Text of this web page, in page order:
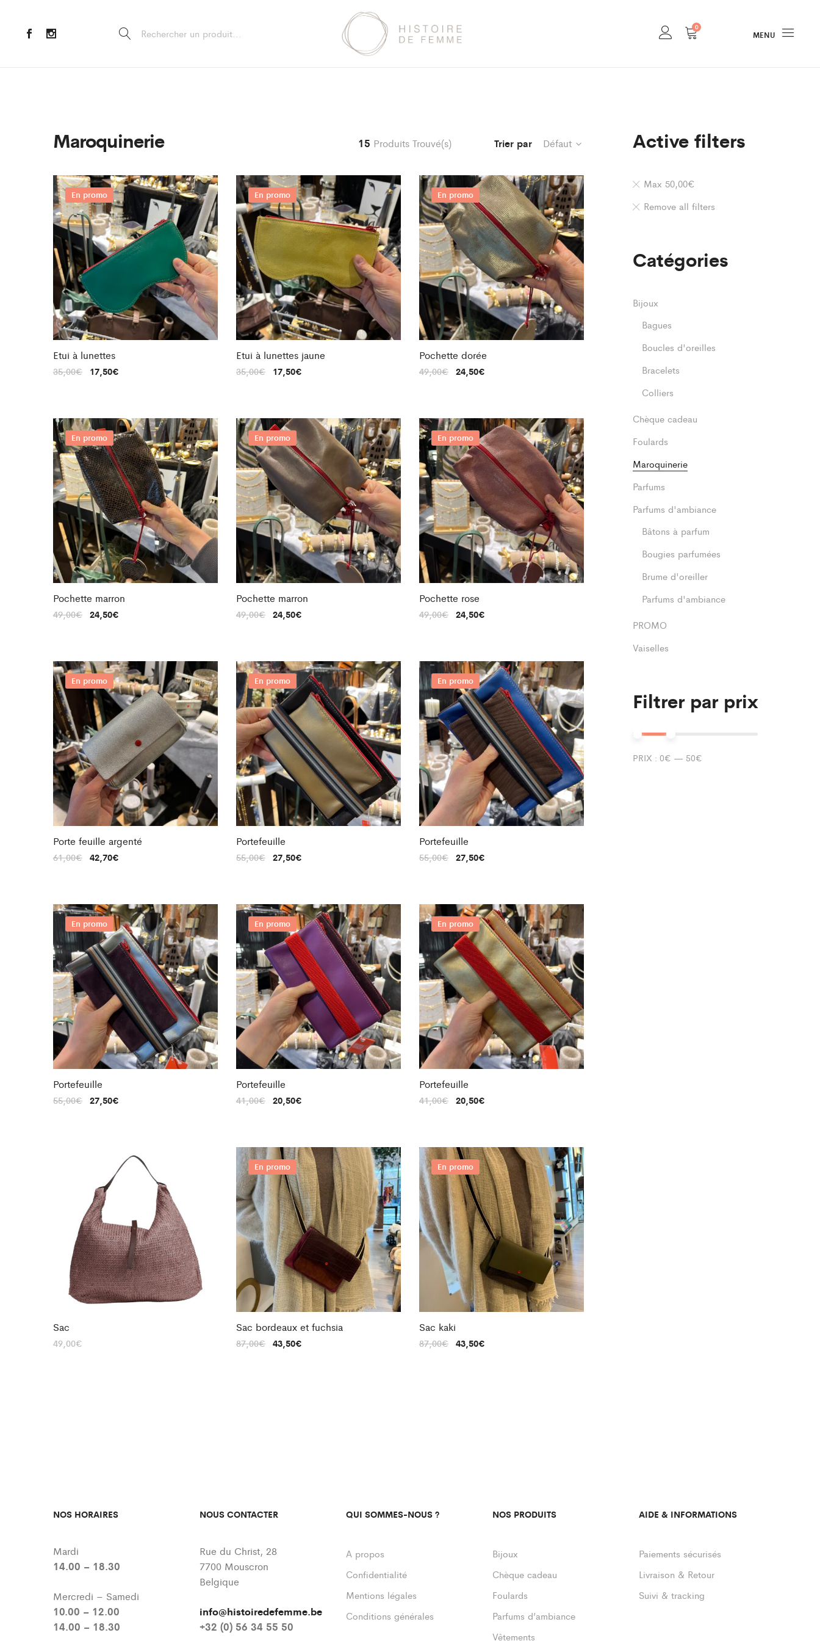
0
MENU
Maroquinerie 15 Produits Trouvé(s) Trier par Défaut
En promo
Etui à lunettes
35,00€ 17,50€
En promo
Etui à lunettes jaune
35,00€ 17,50€
En promo
Pochette dorée
49,00€ 24,50€
En promo
Pochette marron
49,00€ 24,50€
En promo
Pochette marron
49,00€ 24,50€
En promo
Pochette rose
49,00€ 24,50€
En promo
Porte feuille argenté
61,00€ 42,70€
En promo
Portefeuille
55,00€ 27,50€
En promo
Portefeuille
55,00€ 27,50€
En promo
Portefeuille
55,00€ 27,50€
En promo
Portefeuille
41,00€ 20,50€
En promo
Portefeuille
41,00€ 20,50€
Sac
49,00€
En promo
Sac bordeaux et fuchsia
87,00€ 43,50€
En promo
Sac kaki
87,00€ 43,50€
Active filters
Max 50,00€
Remove all filters
Catégories
Bijoux
Bagues
Boucles d'oreilles
Bracelets
Colliers
Chèque cadeau
Foulards
Maroquinerie
Parfums
Parfums d'ambiance
Bâtons à parfum
Bougies parfumées
Brume d'oreiller
Parfums d'ambiance
PROMO
Vaiselles
Filtrer par prix
PRIX : 0€ — 50€
NOS HORAIRES
Mardi
14.00 – 18.30
Mercredi – Samedi
10.00 – 12.00
14.00 – 18.30
NOUS CONTACTER
Rue du Christ, 28
7700 Mouscron
Belgique
info@histoiredefemme.be
+32 (0) 56 34 55 50
QUI SOMMES-NOUS ?
A propos
Confidentialité
Mentions légales
Conditions générales
NOS PRODUITS
Bijoux
Chèque cadeau
Foulards
Parfums d’ambiance
Vêtements
AIDE & INFORMATIONS
Paiements sécurisés
Livraison & Retour
Suivi & tracking